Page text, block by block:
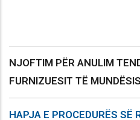
NJOFTIM PËR ANULIM
FURNIZUESIT TË
HAPJA E PROCEDURËS SË